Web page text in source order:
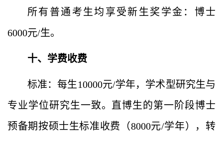
所有普通考生均享受新生奖学金：博士
6000元/生。
十、学费收费
标准：每生10000元/学年，学术型研究生与
专业学位研究生一致。直博生的第一阶段博士
预备期按硕士生标准收费（8000元/学年），转